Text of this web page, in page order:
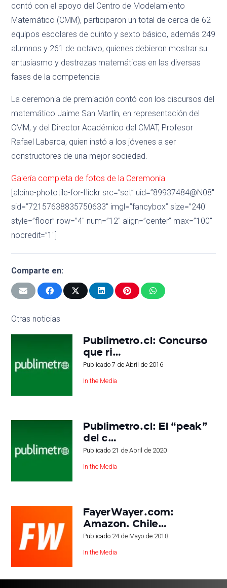
contó con el apoyo del Centro de Modelamiento
Matemático (CMM), participaron un total de cerca de 62
equipos escolares de quinto y sexto básico, además 249
alumnos y 261 de octavo, quienes debieron mostrar su
entusiasmo y destrezas matemáticas en las diversas
fases de la competencia
La ceremonia de premiación contó con los discursos del
matemático Jaime San Martín, en representación del
CMM, y del Director Académico del CMAT, Profesor
Rafael Labarca, quien instó a los jóvenes a ser
constructores de una mejor sociedad.
Galería completa de fotos de la Ceremonia
[alpine-phototile-for-flickr src=”set” uid=”89937484@N08″
sid=”72157638835750633″ imgl=”fancybox” size=”240″
style=”floor” row=”4″ num=”12″ align=”center” max=”100″
nocredit=”1″]
Comparte en:
Otras noticias
Publimetro.cl: Concurso
que ri…
Publicado 7 de Abril de 2016
In the Media
Publimetro.cl: El “peak”
del c…
Publicado 21 de Abril de 2020
In the Media
FayerWayer.com:
Amazon. Chile…
Publicado 24 de Mayo de 2018
In the Media